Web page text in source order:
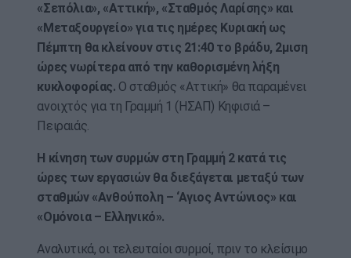
«Σεπόλια», «Αττική», «Σταθμός Λαρίσης» και
«Μεταξουργείο» για τις ημέρες Κυριακή ως
Πέμπτη θα κλείνουν στις 21:40 το βράδυ, 2μιση
ώρες νωρίτερα από την καθορισμένη λήξη
κυκλοφορίας. Ο σταθμός «Αττική» θα παραμένει
ανοιχτός για τη Γραμμή 1 (ΗΣΑΠ) Κηφισιά –
Πειραιάς.
Η κίνηση των συρμών στη Γραμμή 2 κατά τις
ώρες των εργασιών θα διεξάγεται μεταξύ των
σταθμών «Ανθούπολη – ‘Αγιος Αντώνιος» και
«Ομόνοια – Ελληνικό».
Αναλυτικά, οι τελευταίοι συρμοί, πριν το κλείσιμο